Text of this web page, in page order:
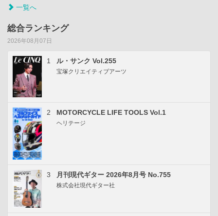
一覧へ
総合ランキング
2026年08月07日
1 ル・サンク Vol.255
宝塚クリエイティブアーツ
2 MOTORCYCLE LIFE TOOLS Vol.1
ヘリテージ
3 月刊現代ギター 2026年8月号 No.755
株式会社現代ギター社